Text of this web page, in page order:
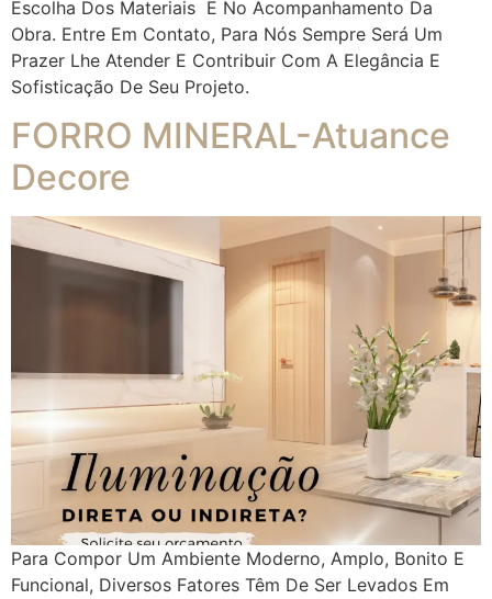
Escolha Dos Materiais E No Acompanhamento Da
Obra. Entre Em Contato, Para Nós Sempre Será Um
Prazer Lhe Atender E Contribuir Com A Elegância E
Sofisticação De Seu Projeto.
FORRO MINERAL-Atuance
Decore
Para Compor Um Ambiente Moderno, Amplo, Bonito E
Funcional, Diversos Fatores Têm De Ser Levados Em